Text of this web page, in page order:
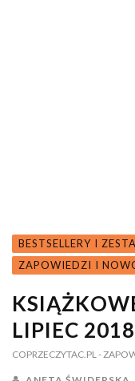
BESTSELLERY I
ZAPOWIEDZI I
LIPIEC 2018
COPRZECZYTAC.PL -